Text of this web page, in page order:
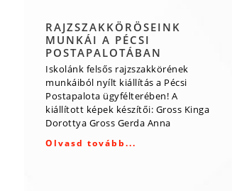
RAJZSZAKKÖRÖSEINK
MUNKÁI A PÉCSI
POSTAPALOTÁBAN
Iskolánk felsős rajzszakkörének
munkáiból nyílt kiállítás a Pécsi
Postapalota ügyfélterében! A
kiállított képek készítői: Gross Kinga
Dorottya Gross Gerda Anna
Olvasd tovább...